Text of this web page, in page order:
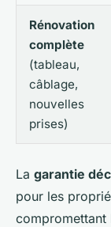
Rénovation
complète
(tableau,
câblage,
nouvelles
prises)
La garantie
pour les
compromettant